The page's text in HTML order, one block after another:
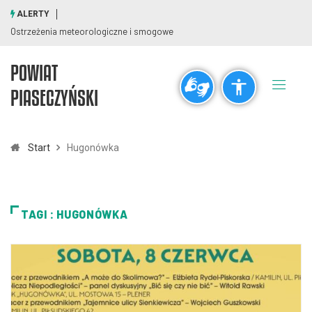
visibility_off title
Pomniejsz
Czcionki
remove_circle_outline add_circle_outline
ALERTY
Ostrzeżenia meteorologiczne i smogowe
POWIAT
PIASECZYŃSKI
Start Hugonówka
TAGI : HUGONÓWKA